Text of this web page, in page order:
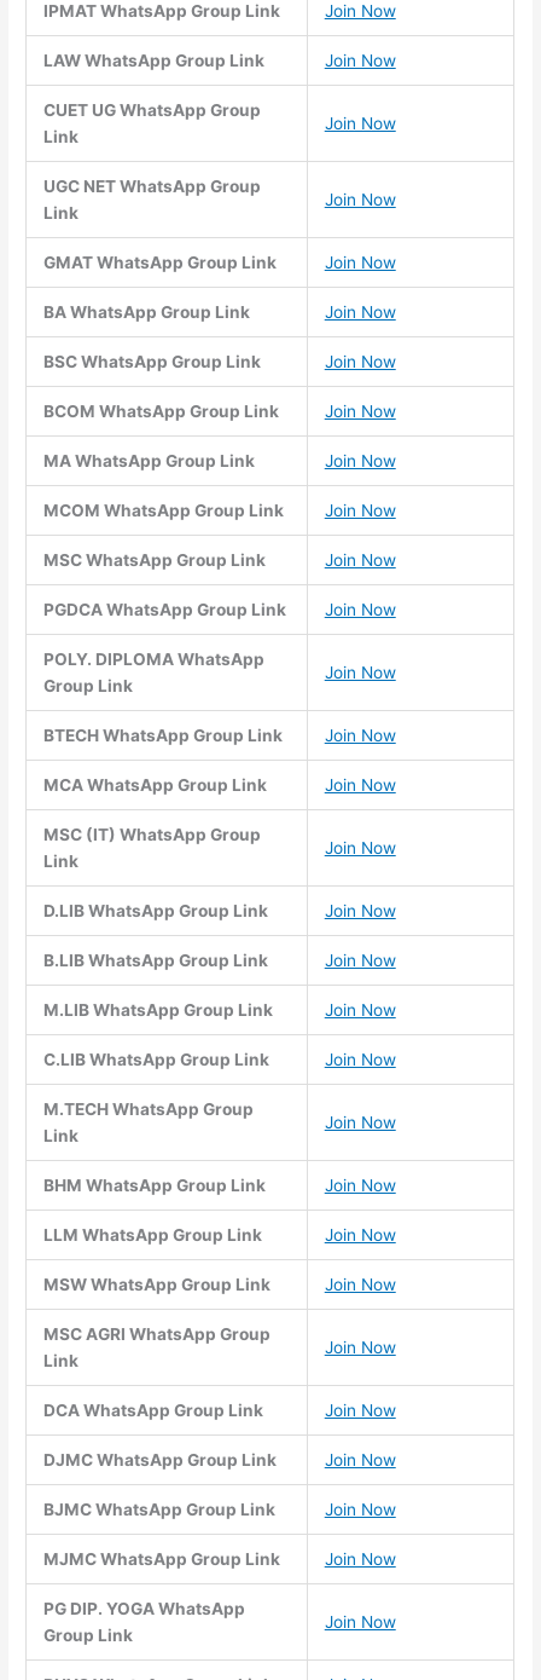
IPMAT WhatsApp Group Link Join Now
LAW WhatsApp Group Link Join Now
CUET UG WhatsApp Group
Link
Join Now
UGC NET WhatsApp Group
Link
Join Now
GMAT WhatsApp Group Link Join Now
BA WhatsApp Group Link Join Now
BSC WhatsApp Group Link Join Now
BCOM WhatsApp Group Link Join Now
MA WhatsApp Group Link Join Now
MCOM WhatsApp Group Link Join Now
MSC WhatsApp Group Link Join Now
PGDCA WhatsApp Group Link Join Now
POLY. DIPLOMA WhatsApp
Group Link
Join Now
BTECH WhatsApp Group Link Join Now
MCA WhatsApp Group Link Join Now
MSC (IT) WhatsApp Group
Link
Join Now
D.LIB WhatsApp Group Link Join Now
B.LIB WhatsApp Group Link Join Now
M.LIB WhatsApp Group Link Join Now
C.LIB WhatsApp Group Link Join Now
M.TECH WhatsApp Group
Link
Join Now
BHM WhatsApp Group Link Join Now
LLM WhatsApp Group Link Join Now
MSW WhatsApp Group Link Join Now
MSC AGRI WhatsApp Group
Link
Join Now
DCA WhatsApp Group Link Join Now
DJMC WhatsApp Group Link Join Now
BJMC WhatsApp Group Link Join Now
MJMC WhatsApp Group Link Join Now
PG DIP. YOGA WhatsApp
Group Link
Join Now